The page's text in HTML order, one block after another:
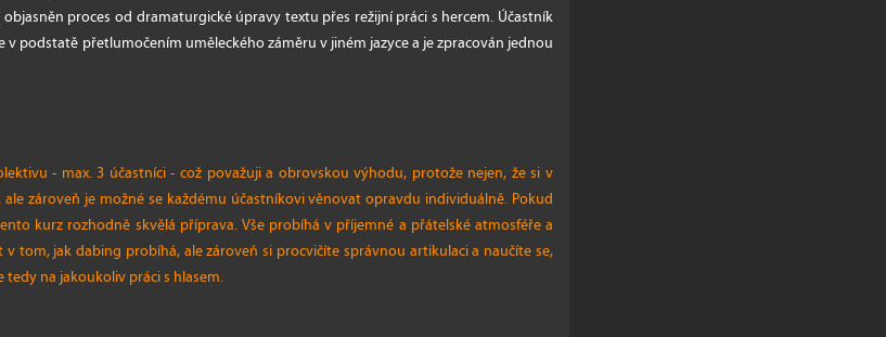
proces od dramaturgické úpravy textu přes režijní práci s hercem. Účastník
v podstatě přetlumočením uměleckého záměru v jiném jazyce a je zpracován jednou
- max. 3 účastníci - což považuji a obrovskou výhodu, protože nejen, že si v
zároveň je možné se každému účastníkovi věnovat opravdu individuálně. Pokud
kurz rozhodně skvělá příprava. Vše probíhá v příjemné a přátelské atmosféře a
tom, jak dabing probíhá, ale zároveň si procvičíte správnou artikulaci a naučíte se,
na jakoukoliv práci s hlasem.